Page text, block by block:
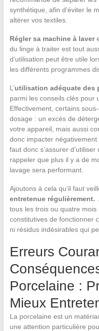
synthétique, afin d’éviter le
altérer vos textiles.
Régler sa machine à laver
du linge à traiter est tout
d’utilisation peut être utile
les différents programmes
L’utilisation adéquate des
parmi les conseils clés pour
Effectivement, certains
dosage : un excès de
votre appareil, mais aussi
donc impacter
faut donc s’assurer
rappeler que plus il y a de
lavage sera performant.
Ajoutons à cela qu’il faut
entretenue régulièrement.
tous les trois ou quatre
constitutives de fonctionner
ni résidus indésirables qui
Erreurs
Porcelaine :
Mieux
La porcelaine est un
une attention particulière